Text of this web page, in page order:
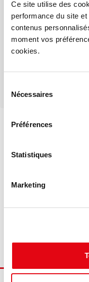
Ce site utilise des
performance du site
contenus
moment vos
cookies.
Nécessaires
Préférences
Statistiques
Marketing
Alexandre
Diagnostic en cours
Gaz à effet de
Diagnostic en